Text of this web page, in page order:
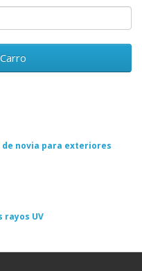
de novia para exteriores
rayos UV